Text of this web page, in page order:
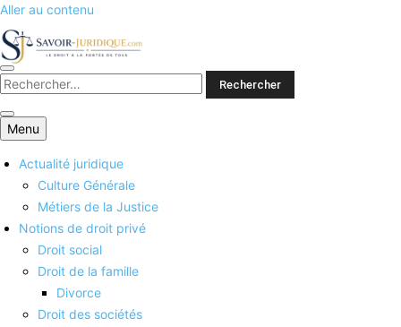
Aller au contenu
Savoirs juridiques
Menu
Actualité juridique
Culture Générale
Métiers de la Justice
Notions de droit privé
Droit social
Droit de la famille
Divorce
Droit des sociétés